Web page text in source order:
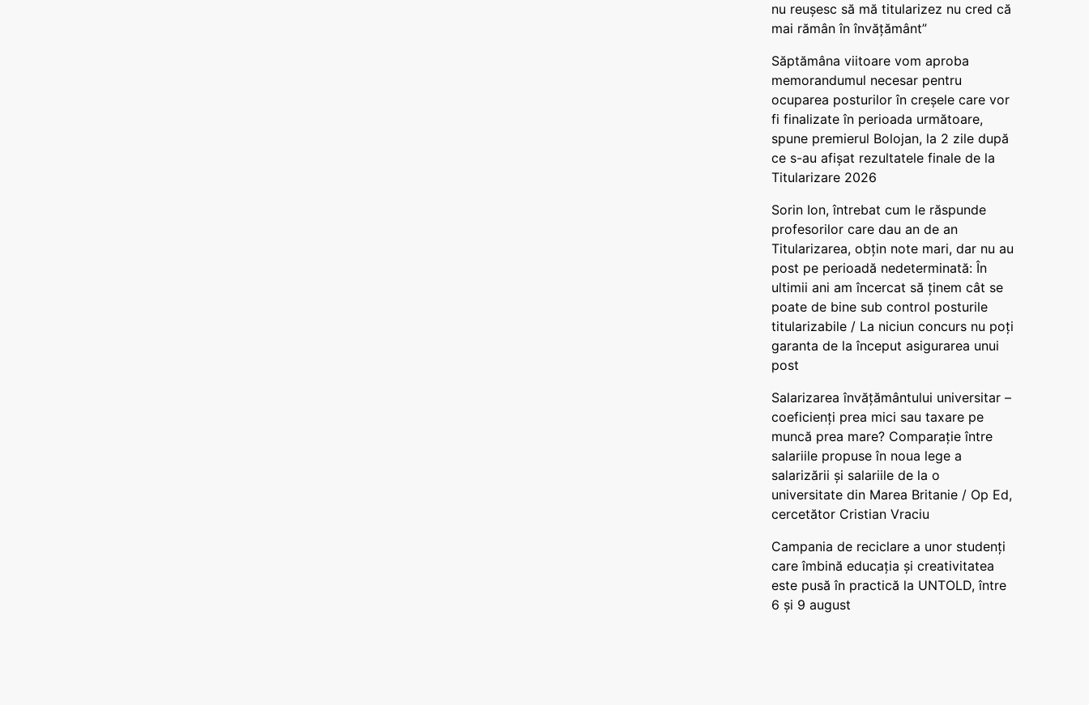
nu reușesc să mă titularizez nu cred că
mai rămân în învățământ”
Săptămâna viitoare vom aproba
memorandumul necesar pentru
ocuparea posturilor în creșele care vor
fi finalizate în perioada următoare,
spune premierul Bolojan, la 2 zile după
ce s-au afișat rezultatele finale de la
Titularizare 2026
Sorin Ion, întrebat cum le răspunde
profesorilor care dau an de an
Titularizarea, obțin note mari, dar nu au
post pe perioadă nedeterminată: În
ultimii ani am încercat să ținem cât se
poate de bine sub control posturile
titularizabile / La niciun concurs nu poți
garanta de la început asigurarea unui
post
Salarizarea învățământului universitar –
coeficienți prea mici sau taxare pe
muncă prea mare? Comparație între
salariile propuse în noua lege a
salarizării și salariile de la o
universitate din Marea Britanie / Op Ed,
cercetător Cristian Vraciu
Campania de reciclare a unor studenți
care îmbină educația și creativitatea
este pusă în practică la UNTOLD, între
6 și 9 august